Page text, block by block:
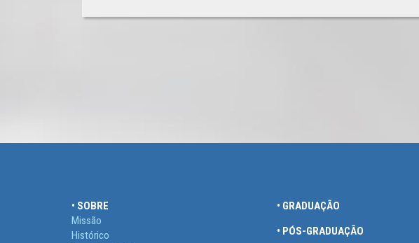
• SOBRE
Missão
Histórico
• GRADUAÇÃO
• PÓS-GRADUAÇÃO